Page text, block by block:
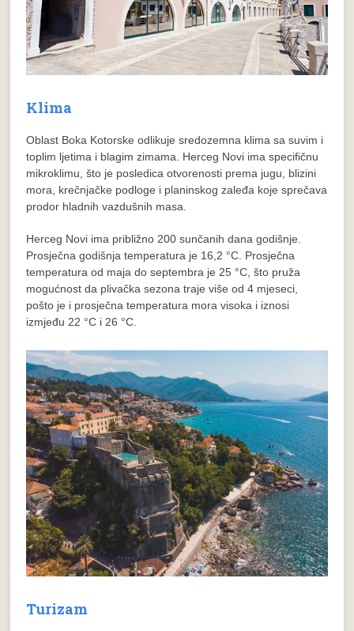
Klima
Oblast Boka Kotorske odlikuje sredozemna klima sa suvim i
toplim ljetima i blagim zimama. Herceg Novi ima specifičnu
mikroklimu, što je posledica otvorenosti prema jugu, blizini
mora, krečnjačke podloge i planinskog zaleđa koje sprečava
prodor hladnih vazdušnih masa.
Herceg Novi ima približno 200 sunčanih dana godišnje.
Prosječna godišnja temperatura je 16,2 °C. Prosječna
temperatura od maja do septembra je 25 °C, što pruža
mogućnost da plivačka sezona traje više od 4 mjeseci,
pošto je i prosječna temperatura mora visoka i iznosi
izmjeđu 22 °C i 26 °C.
Turizam